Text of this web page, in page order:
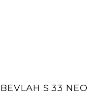
BEVLAH S.33 NEO